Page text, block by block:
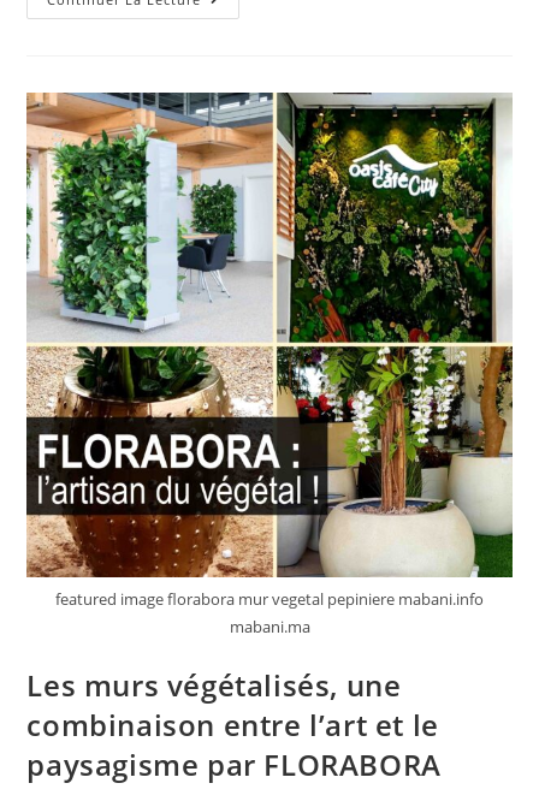
featured image florabora mur vegetal pepiniere mabani.info
mabani.ma
Les murs végétalisés, une
combinaison entre l’art et le
paysagisme par FLORABORA